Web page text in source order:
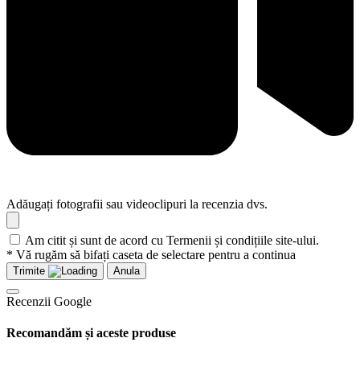
Adăugați fotografii sau videoclipuri la recenzia dvs.
Am citit și sunt de acord cu Termenii și condițiile site-ului.
* Vă rugăm să bifați caseta de selectare pentru a continua
Trimite Anula
Recenzii Google
Recomandăm și aceste produse